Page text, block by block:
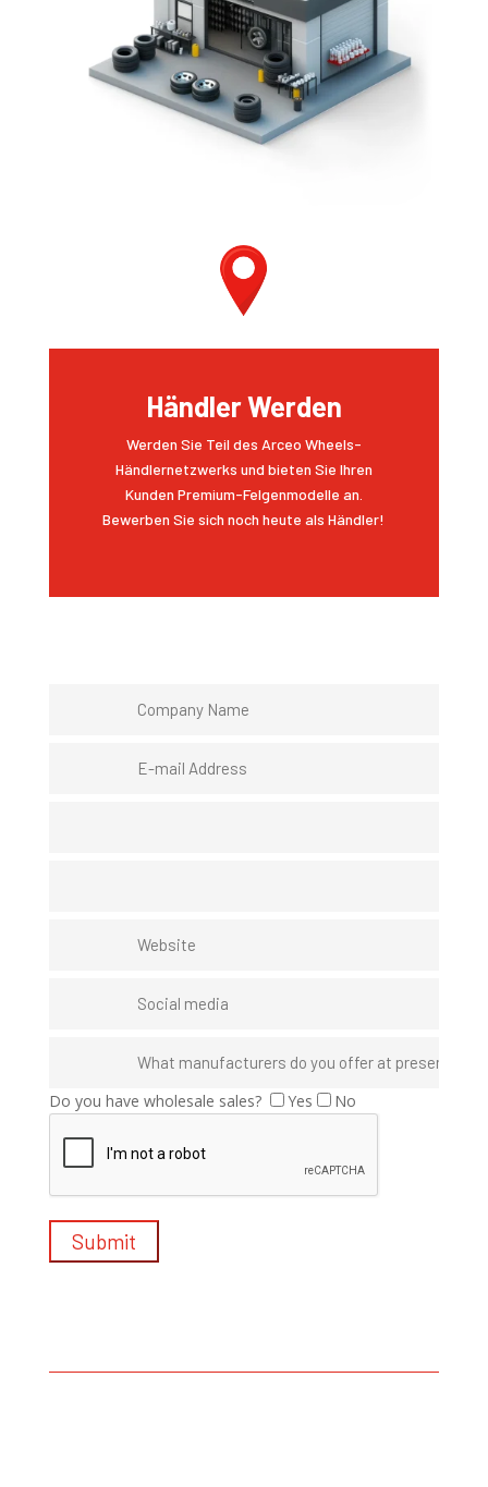
Händler Werden
Werden Sie Teil des Arceo Wheels-
Händlernetzwerks und bieten Sie Ihren
Kunden Premium-Felgenmodelle an.
Bewerben Sie sich noch heute als Händler!
Do you have wholesale sales? Yes No